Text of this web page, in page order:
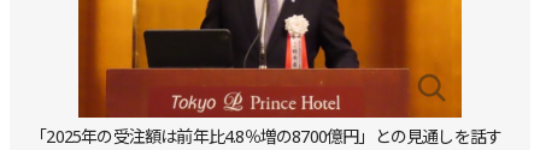
「2025年の受注額は前年比4.8％増の8700億円」との見通しを話す